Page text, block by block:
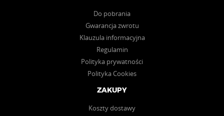
www.spezial-depot.de
Johann-Philipp-Reis-Straße
18, Simmern
tel. +49 (0) 6761 - 918 77 20
Industriestr. 8, Rugendorf
Do pobrania
Gwarancja zwrotu
Klauzula informacyjna
Regulamin
Polityka prywatności
Polityka Cookies
ZAKUPY
Koszty dostawy